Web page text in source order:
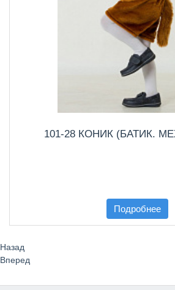
101-28 КОНИК (БАТИК.
Подробнее
Назад
Вперед